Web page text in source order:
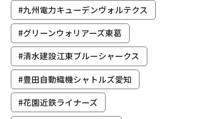
#九州電力キューデンヴォルテクス
#グリーンウォリアーズ東葛
#清水建設江東ブルーシャークス
#豊田自動織機シャトルズ愛知
#花園近鉄ライナーズ